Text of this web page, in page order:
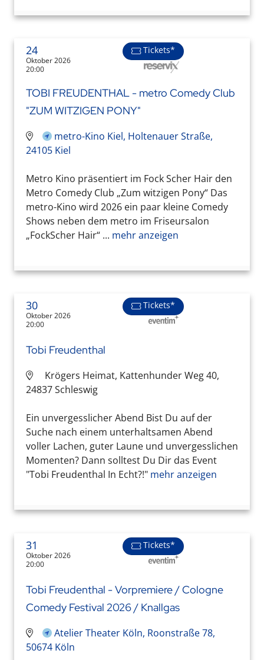
24
Oktober 2026
20:00
Tickets*
TOBI FREUDENTHAL - metro Comedy Club
"ZUM WITZIGEN PONY"
metro-Kino Kiel, Holtenauer Straße,
24105 Kiel
Metro Kino präsentiert im Fock Scher Hair den
Metro Comedy Club „Zum witzigen Pony“ Das
metro-Kino wird 2026 ein paar kleine Comedy
Shows neben dem metro im Friseursalon
„FockScher Hair“ ... mehr anzeigen
30
Oktober 2026
20:00
Tickets*
Tobi Freudenthal
Krögers Heimat, Kattenhunder Weg 40,
24837 Schleswig
Ein unvergesslicher Abend Bist Du auf der
Suche nach einem unterhaltsamen Abend
voller Lachen, guter Laune und unvergesslichen
Momenten? Dann solltest Du Dir das Event
"Tobi Freudenthal In Echt?!" mehr anzeigen
31
Oktober 2026
20:00
Tickets*
Tobi Freudenthal - Vorpremiere / Cologne
Comedy Festival 2026 / Knallgas
Atelier Theater Köln, Roonstraße 78,
50674 Köln